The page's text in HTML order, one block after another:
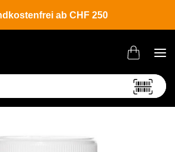
ab CHF 250
| Gesichtspflege